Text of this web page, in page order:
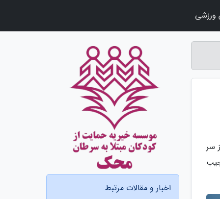
سر
با 28 ساختمان عجیب
اخبار و مقالات مرتبط